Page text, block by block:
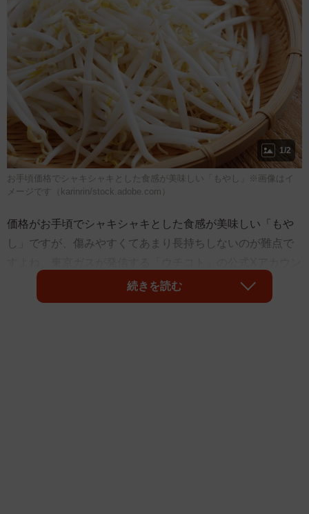
1/2
お手頃価格でシャキシャキとした食感が美味しい「もやし」※画像はイ
メージです（karinrin/stock.adobe.com）
価格がお手頃でシャキシャキとした食感が美味しい「もや
し」ですが、傷みやすくてあまり長持ちしないのが難点で
ト（@uchicoto_tg）が、そんなもやしを冷蔵庫で長持ちさ
せる「3つの保存方法」を紹介しています。
続きを読む